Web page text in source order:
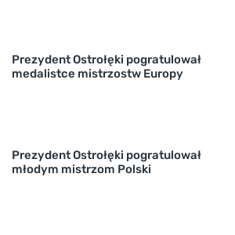
Prezydent Ostrołęki pogratulował
medalistce mistrzostw Europy
Prezydent Ostrołęki pogratulował
młodym mistrzom Polski